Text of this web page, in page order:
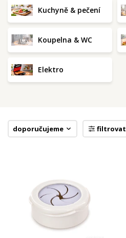
Kuchyně & pečení
Koupelna & WC
Elektro
doporučujeme filtrovat